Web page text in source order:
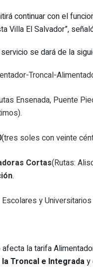
continuar con el
Villa El Salvador”,
se dará de la
Troncal-
Ensenada, Puente
(tres soles con veinte
Cortas(Rutas:
.
Escolares y
la tarifa
la Troncal e Integraday